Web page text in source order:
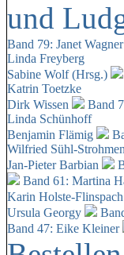
und
Band 79: Janet Wagner
Linda Freyberg
Sabine Wolf (Hrsg.)
Katrin Toetzke
Dirk Wissen
Band
Linda Schünhoff
Benjamin Flämig
Wilfried Sühl-
Jan-Pieter Barbian
Band 61: Martina
Karin Holste-Flinspach
Ursula Georgy
Band 47: Eike Kleiner